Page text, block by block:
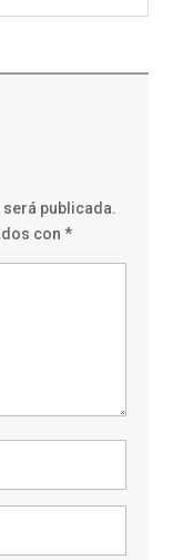
publicada.
con*